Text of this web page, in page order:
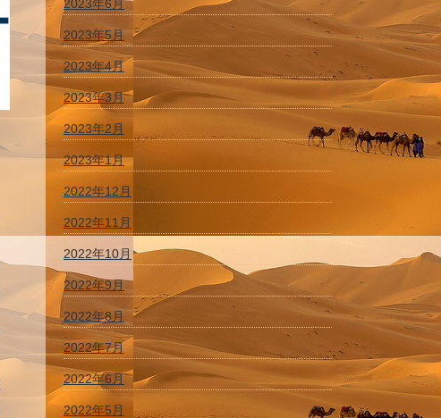
2023年6月
2023年5月
2023年4月
2023年3月
2023年2月
2023年1月
2022年12月
2022年11月
2022年10月
2022年9月
2022年8月
2022年7月
2022年6月
2022年5月